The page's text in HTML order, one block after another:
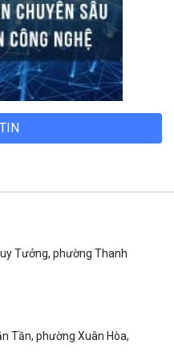
Tưởng, phường Thanh
Tần, phường Xuân Hòa,